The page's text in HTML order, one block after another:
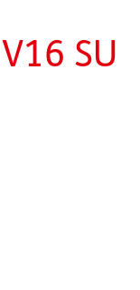
SU